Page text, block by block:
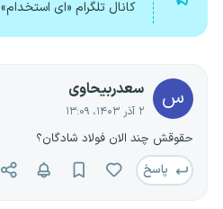
کانال تلگرام «ای استخدام»
س سعدربیحاوی
۲ آذر ۱۴۰۳، ۱۳:۰۹
حقوقش چند الان فولاد شادگان؟
پاسخ